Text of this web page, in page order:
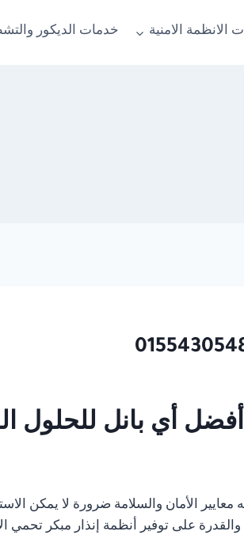
الانظمة الامنية خدمات الديكور
فيه معايير الأمان والسلامة ضرورة لا يمكن
والقدرة على توفير أنظمة إنذار مبكر تحمي